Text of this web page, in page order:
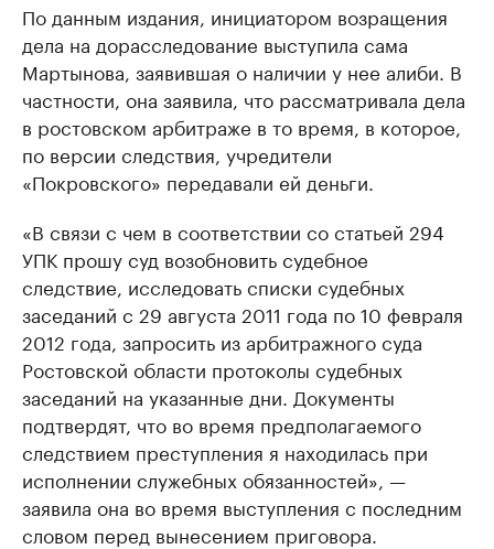
По данным издания, инициатором возращения
дела на дорасследование выступила сама
Мартынова, заявившая о наличии у нее алиби. В
частности, она заявила, что рассматривала дела
в ростовском арбитраже в то время, в которое,
по версии следствия, учредители
«Покровского» передавали ей деньги.
«В связи с чем в соответствии со статьей 294
УПК прошу суд возобновить судебное
следствие, исследовать списки судебных
заседаний с 29 августа 2011 года по 10 февраля
2012 года, запросить из арбитражного суда
Ростовской области протоколы судебных
заседаний на указанные дни. Документы
подтвердят, что во время предполагаемого
следствием преступления я находилась при
исполнении служебных обязанностей», —
заявила она во время выступления с последним
словом перед вынесением приговора.